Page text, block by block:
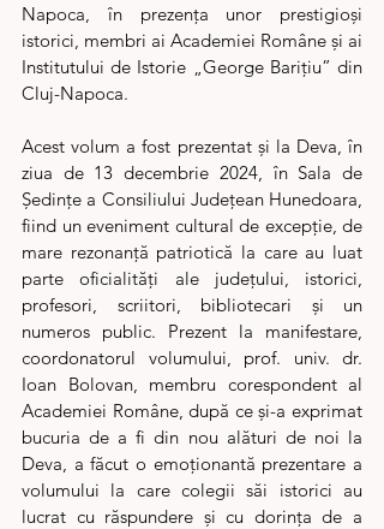
Napoca, în prezența unor prestigioși
istorici, membri ai Academiei Române și ai
Institutului de Istorie „George Barițiu” din
Cluj-Napoca.
Acest volum a fost prezentat și la Deva, în
ziua de 13 decembrie 2024, în Sala de
Ședințe a Consiliului Județean Hunedoara,
fiind un eveniment cultural de excepție, de
mare rezonanță patriotică la care au luat
parte oficialități ale județului, istorici,
profesori, scriitori, bibliotecari și un
numeros public. Prezent la manifestare,
coordonatorul volumului, prof. univ. dr.
Ioan Bolovan, membru corespondent al
Academiei Române, după ce și-a exprimat
bucuria de a fi din nou alături de noi la
Deva, a făcut o emoționantă prezentare a
volumului la care colegii săi istorici au
lucrat cu răspundere și cu dorința de a